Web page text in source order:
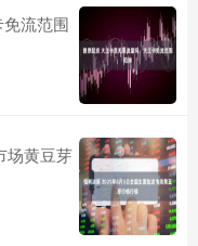
流范围
场黄豆芽